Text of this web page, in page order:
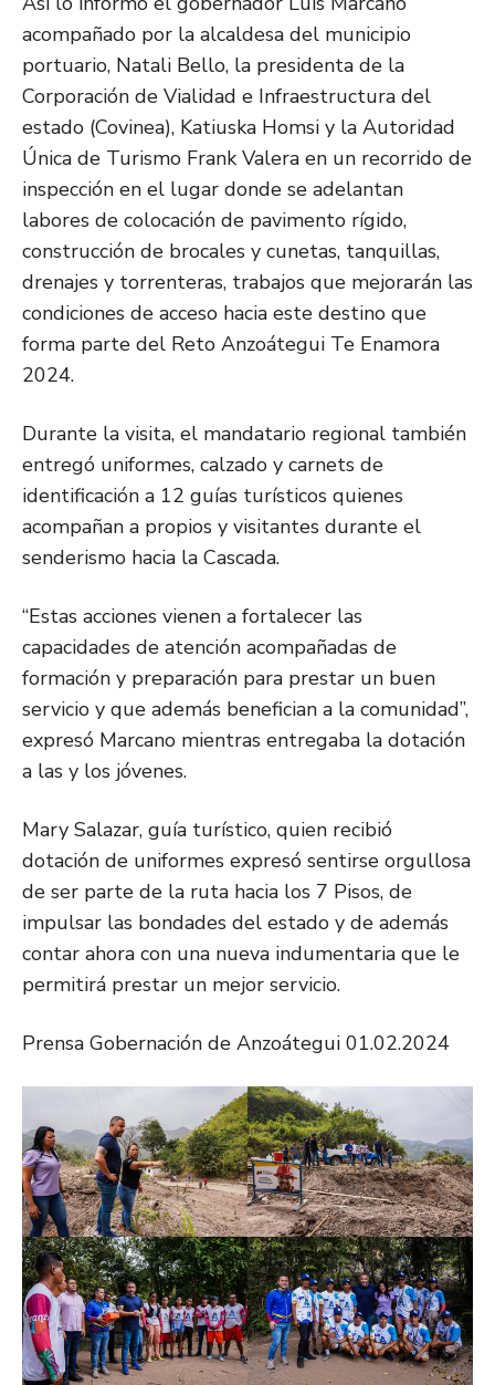
acompañado por la alcaldesa del municipio
portuario, Natali Bello, la presidenta de la
Corporación de Vialidad e Infraestructura del
estado (Covinea), Katiuska Homsi y la Autoridad
Única de Turismo Frank Valera en un recorrido de
inspección en el lugar donde se adelantan
labores de colocación de pavimento rígido,
construcción de brocales y cunetas, tanquillas,
drenajes y torrenteras, trabajos que mejorarán las
condiciones de acceso hacia este destino que
forma parte del Reto Anzoátegui Te Enamora
2024.
Durante la visita, el mandatario regional también
entregó uniformes, calzado y carnets de
identificación a 12 guías turísticos quienes
acompañan a propios y visitantes durante el
senderismo hacia la Cascada.
“Estas acciones vienen a fortalecer las
capacidades de atención acompañadas de
formación y preparación para prestar un buen
servicio y que además benefician a la comunidad”,
expresó Marcano mientras entregaba la dotación
a las y los jóvenes.
Mary Salazar, guía turístico, quien recibió
dotación de uniformes expresó sentirse orgullosa
de ser parte de la ruta hacia los 7 Pisos, de
impulsar las bondades del estado y de además
contar ahora con una nueva indumentaria que le
permitirá prestar un mejor servicio.
Prensa Gobernación de Anzoátegui 01.02.2024